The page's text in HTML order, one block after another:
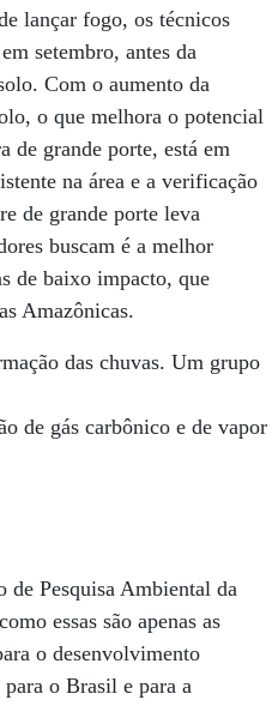
lançar fogo, os técnicos
setembro, antes da
Com o aumento da
o que melhora o potencial
de grande porte, está em
na área e a verificação
de grande porte leva
buscam é a melhor
de baixo impacto, que
Amazônicas.
das chuvas. Um grupo
de gás carbônico e de vapor
de Pesquisa Ambiental da
essas são apenas as
o desenvolvimento
o Brasil e para a